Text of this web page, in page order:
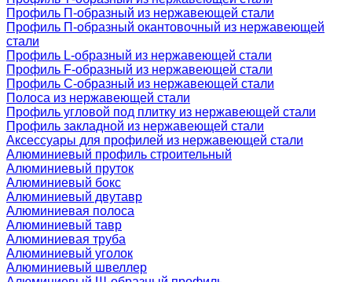
Профиль П-образный из нержавеющей стали
Профиль П-образный окантовочный из нержавеющей
стали
Профиль L-образный из нержавеющей стали
Профиль F-образный из нержавеющей стали
Профиль C-образный из нержавеющей стали
Полоса из нержавеющей стали
Профиль угловой под плитку из нержавеющей стали
Профиль закладной из нержавеющей стали
Аксессуары для профилей из нержавеющей стали
Алюминиевый профиль строительный
Алюминиевый пруток
Алюминиевый бокс
Алюминиевый двутавр
Алюминиевая полоса
Алюминиевый тавр
Алюминиевая труба
Алюминиевый уголок
Алюминиевый швеллер